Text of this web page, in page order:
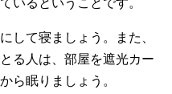
して寝ましょう。また、
る人は、部屋を遮光カー
ら眠りましょう。